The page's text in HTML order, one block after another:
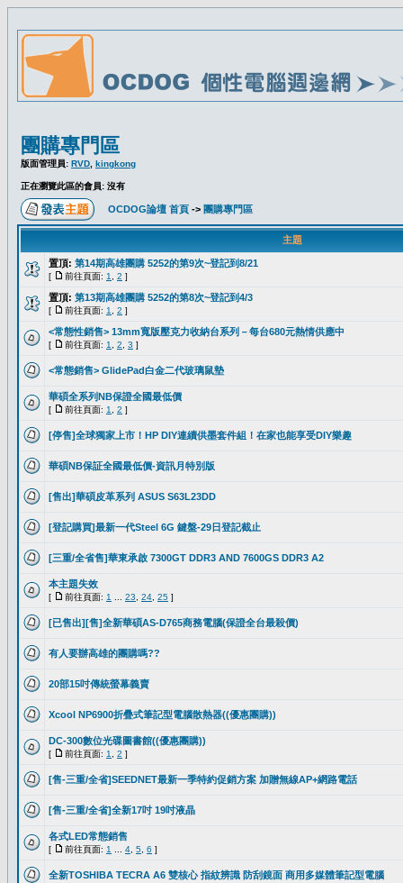
團購專門區
版面管理員: RVD kingkong
正在瀏覽此區的會員: 沒有
OCDOG論壇 首頁 -> 團購專門區
主題
置頂: 第14期高雄團購 5252的第9次~登記到8/21
[ 前往頁面: 1 2 ]
置頂: 第13期高雄團購 5252的第8次~登記到4/3
[ 前往頁面: 1 2 ]
<常態性銷售> 13mm寬版壓克力收納台系列－每台680元熱情供應中
[ 前往頁面: 1 2 3 ]
<常態銷售> GlidePad白金二代玻璃鼠墊
華碩全系列NB保證全國最低價
[ 前往頁面: 1 2 ]
[停售]全球獨家上市！HP DIY連續供墨套件組！在家也能享受DIY樂趣
華碩NB保証全國最低價-資訊月特別版
[售出]華碩皮革系列 ASUS S63L23DD
[登記購買]最新一代Steel 6G 鍵盤-29日登記截止
[三重/全省售]華東承啟 7300GT DDR3 AND 7600GS DDR3 A2
本主題失效
[ 前往頁面: 1 23 24 25 ]
[已售出][售]全新華碩AS-D765商務電腦(保證全台最殺價)
有人要辦高雄的團購嗎??
20部15吋傳統螢幕義賣
Xcool NP6900折疊式筆記型電腦散熱器((優惠團購))
DC-300數位光碟圖書館((優惠團購))
[ 前往頁面: 1 2 ]
[售-三重/全省]SEEDNET最新一季特約促銷方案 加贈無線AP+網路電話
[售-三重/全省]全新17吋 19吋液晶
各式LED常態銷售
[ 前往頁面: 1 4 5 6 ]
全新TOSHIBA TECRA A6 雙核心 指紋辨識 防刮鏡面 商用多媒體筆記型電腦